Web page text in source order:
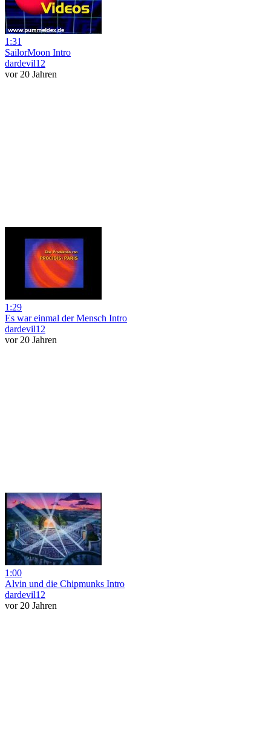
1:31
SailorMoon Intro
dardevil12
vor 20 Jahren
1:29
Es war einmal der Mensch Intro
dardevil12
vor 20 Jahren
1:00
Alvin und die Chipmunks Intro
dardevil12
vor 20 Jahren